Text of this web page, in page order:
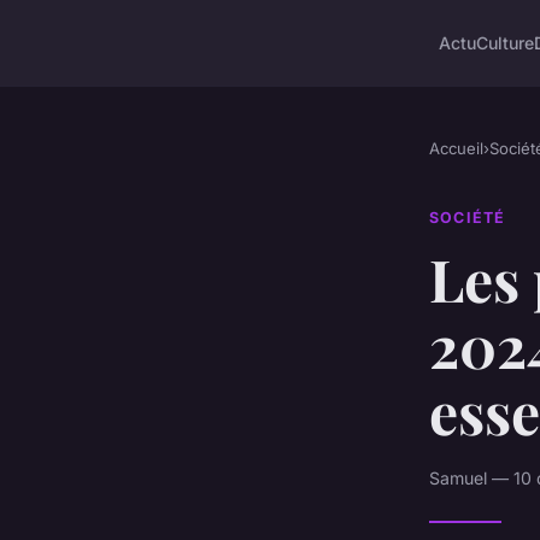
ActuCulture
Accueil›
SOCIÉTÉ
Les
Samuel — 10